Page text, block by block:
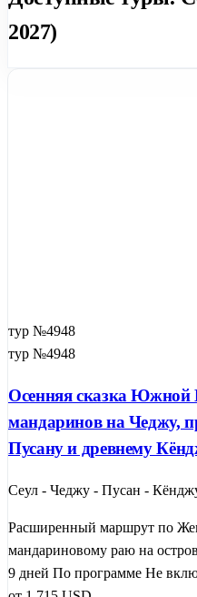
2027)
тур №4948
тур №4948
Осенняя сказка Южной
мандаринов на Чеджу,
Пусану и древнему
Сеул - Чеджу - Пусан -
Расширенный маршрут по
мандариновому раю на
9 дней По программе Не